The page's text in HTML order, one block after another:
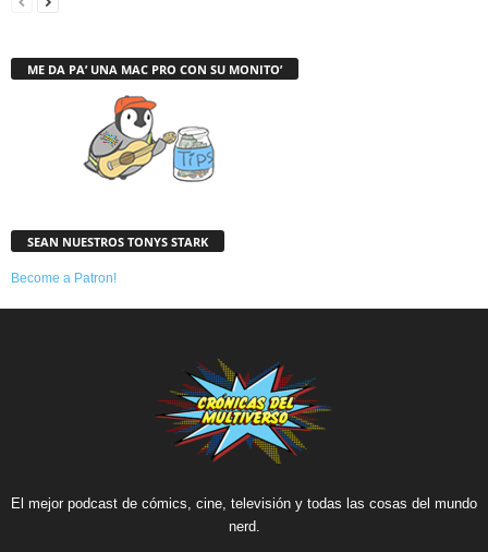
ME DA PA’ UNA MAC PRO CON SU MONITO’
SEAN NUESTROS TONYS STARK
Become a Patron!
El mejor podcast de cómics, cine, televisión y todas las cosas del mundo
nerd.